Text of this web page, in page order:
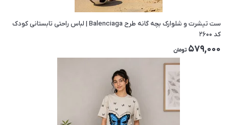
ست تیشرت و شلوارک بچه گانه طرح Balenciaga | لباس راحتی تابستانی کودک
کد ۲۶۰۰
579,000 تومان